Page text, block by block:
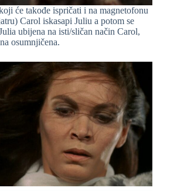
će takođe ispričati i na magnetofonu
Carol iskasapi Juliu a potom se
ubijena na isti/sličan način Carol,
osumnjičena.